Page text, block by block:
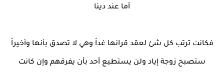
أما عند دينا
فكانت ترتب كل شئ لعقد قرانها غداً وهي لا تصدق بأنها وأخيراً
ستصبح زوجة إياد ولن يستطيع أحد بأن يفرقهم وإن كانت